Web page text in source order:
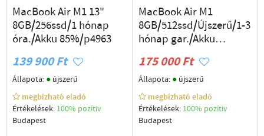
MacBook Air M1 13"
8GB/256ssd/1 hónap
óra./Akku 85%/p4963
139 900 Ft
Állapota: ● újszerű
megbízható eladó
Értékelések: 100% pozítiv
Budapest
MacBook Air M1
8GB/512ssd/Újszerű/1-3
hónap gar./Akku
175 000 Ft
Állapota: ●újszerű
megbízható eladó
Értékelések: 100% pozítiv
Budapest